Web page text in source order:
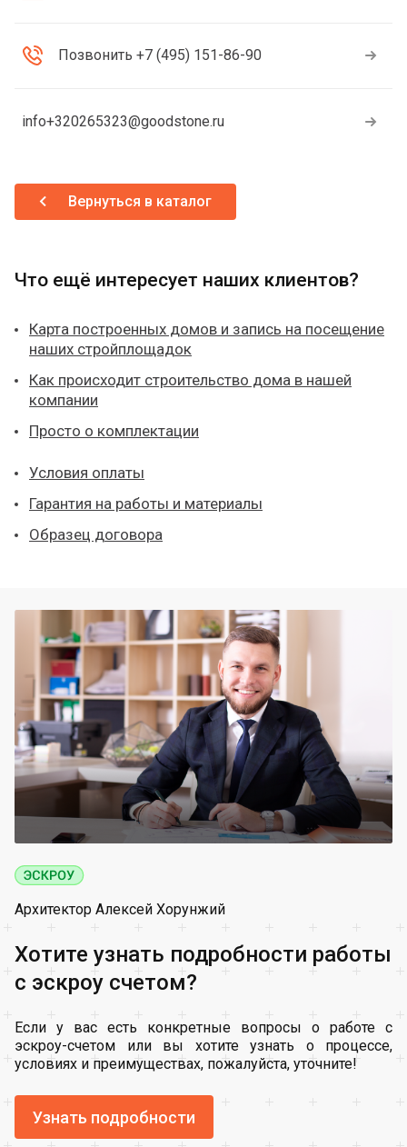
Позвонить +7 (495) 151-86-90
info+320265323@goodstone.ru
Вернуться в каталог
Что ещё интересует наших клиентов?
Карта построенных домов и запись на посещение
наших стройплощадок
Как происходит строительство дома в нашей
компании
Просто о комплектации
Условия оплаты
Гарантия на работы и материалы
Образец договора
Архитектор Алексей Хорунжий
Хотите узнать подробности работы
с эскроу счетом?
Если у вас есть конкретные вопросы о работе с
эскроу-счетом или вы хотите узнать о процессе,
условиях и преимуществах, пожалуйста, уточните!
Узнать подробности